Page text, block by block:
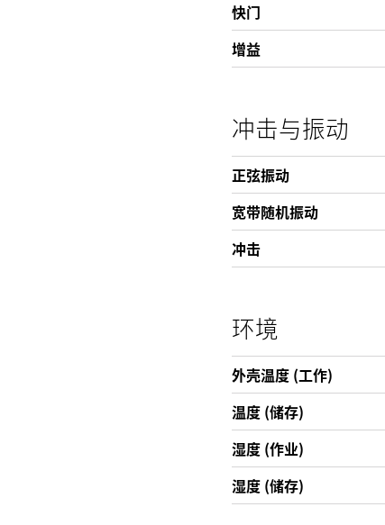
快门
增益
冲击与振动
正弦振动
宽带随机振动
冲击
环境
外壳温度 (工作)
温度 (储存)
湿度 (作业)
湿度 (储存)